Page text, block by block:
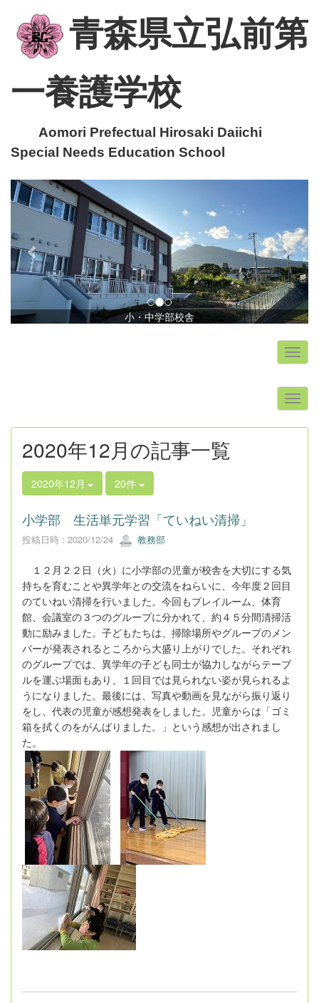
青森県立弘前第
一養護学校
Aomori Prefectual Hirosaki Daiichi
Special Needs Education School
小・中学部校舎
p
r
v
i
o
u
s
x
t
2020年12月の記事一覧
2020年12月 20件
小学部 生活単元学習「ていねい清掃」
投稿日時 : 2020/12/24 教務部
１２月２２日（火）に小学部の児童が校舎を大切にする気
持ちを育むことや異学年との交流をねらいに、今年度２回目
のていねい清掃を行いました。今回もプレイルーム、体育
館、会議室の３つのグループに分かれて、約４５分間清掃活
動に励みました。子どもたちは、掃除場所やグループのメン
バーが発表されるところから大盛り上がりでした。それぞれ
のグループでは、異学年の子ども同士が協力しながらテーブ
ルを運ぶ場面もあり、１回目では見られない姿が見られるよ
うになりました。最後には、写真や動画を見ながら振り返り
をし、代表の児童が感想発表をしました。児童からは「ゴミ
箱を拭くのをがんばりました。」という感想が出されまし
た。